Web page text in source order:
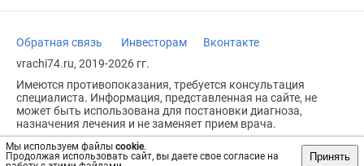
Мы используем файлы cookie.
Продолжая использовать сайт, вы даете свое согласие на
Принять
Обратная связь Инвесторам
Вконтакте
vrachi74.ru, 2019-2026 гг.
Имеются противопоказания, требуется консультация
специалиста. Информация, представленная на сайте, не
может быть использована для постановки диагноза,
назначения лечения и не заменяет прием врача.
Возрастное ограничение: 18+